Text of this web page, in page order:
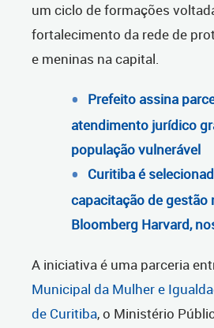
um ciclo de formações
fortalecimento da rede de
e meninas na capital.
Prefeito assina
atendimento jurídico
população vulnerável
Curitiba é
capacitação de gestão
Bloomberg Harvard,
A iniciativa é uma parceria
Municipal da Mulher e
de Curitiba, o Ministério